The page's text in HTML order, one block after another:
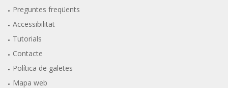
Preguntes freqüents
Accessibilitat
Tutorials
Contacte
Política de galetes
Mapa web